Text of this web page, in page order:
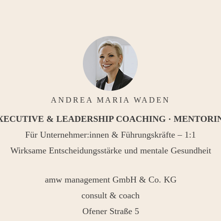
ANDREA MARIA WADEN
& LEADERSHIP COACHING ·
Für Unternehmer:innen & Führungskräfte – 1:1
Wirksame Entscheidungsstärke und mentale Gesundheit
amw management GmbH & Co. KG
consult & coach
Ofener Straße 5